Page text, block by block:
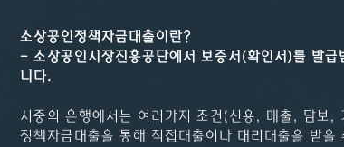
소상공인정책자금대출이란?
- 소상공인시장진흥공단에서 보증서(확인서)를 발
니다.
시중의 은행에서는 여러가지 조건(신용, 매출, 담보,
정책자금대출을 통해 직접대출이나 대리대출을 받을